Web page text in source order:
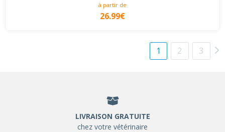
à partir de
26.99€
1 2 3
LIVRAISON GRATUITE
chez votre vétérinaire